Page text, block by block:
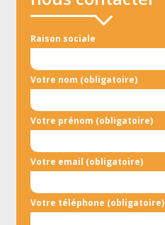
Raison sociale
Votre nom (obligatoire)
Votre prénom (obligatoire)
Votre email (obligatoire)
Votre téléphone (obligatoire)